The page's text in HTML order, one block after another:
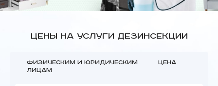
Цены на услуги дезинсекции
Физическим и юридическим
лицам
Цена